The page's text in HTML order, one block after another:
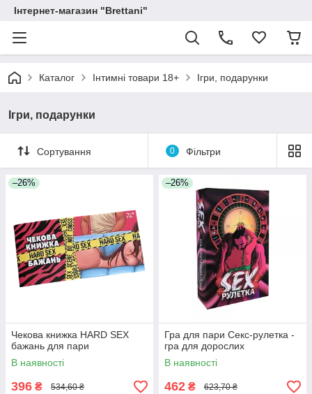
Інтернет-магазин "Brettani"
Каталог Інтимні товари 18+ Ігри, подарунки
Ігри, подарунки
Сортування 0 Фільтри
–26%
Чекова книжка HARD SEX
бажань для пари
В наявності
396 ₴ 534,60 ₴
–26%
Гра для пари Секс-рулетка -
гра для дорослих
В наявності
462 ₴ 623,70 ₴